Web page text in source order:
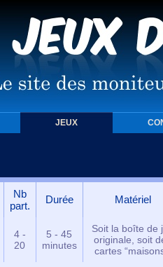
JEUX
Nb
part.
Durée Matériel
4 -
20
5 - 45
minutes
Soit la boîte de
originale, soit
cartes